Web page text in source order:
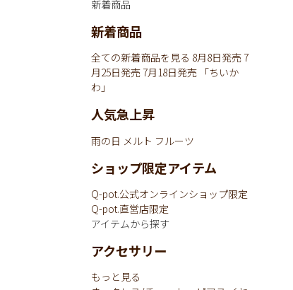
新着商品
新着商品
全ての新着商品を見る 8月8日発売7
月25日発売7月18日発売 「ちいか
わ」
人気急上昇
雨の日 メルト フルーツ
ショップ限定アイテム
Q-pot.公式オンラインショップ限定
Q-pot.直営店限定
アイテムから探す
アクセサリー
もっと見る